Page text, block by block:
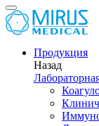
Продукция
Назад